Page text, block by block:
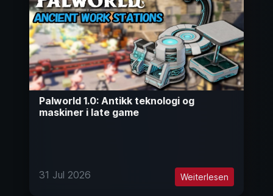
Palworld 1.0: Antikk teknologi og
maskiner i late game
31 Jul 2026 Weiterlesen